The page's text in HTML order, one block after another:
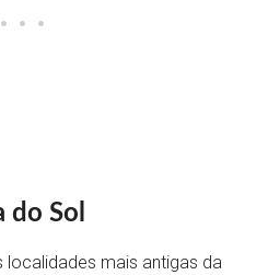
do Sol
localidades mais antigas da